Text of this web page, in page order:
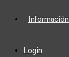
Información
Login